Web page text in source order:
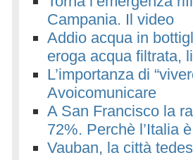
Campania. Il video
Addio acqua in
eroga acqua filtrata,
L’importanza di
Avoicomunicare
A San Francisco la
72%. Perchè l’Italia
Vauban, la città